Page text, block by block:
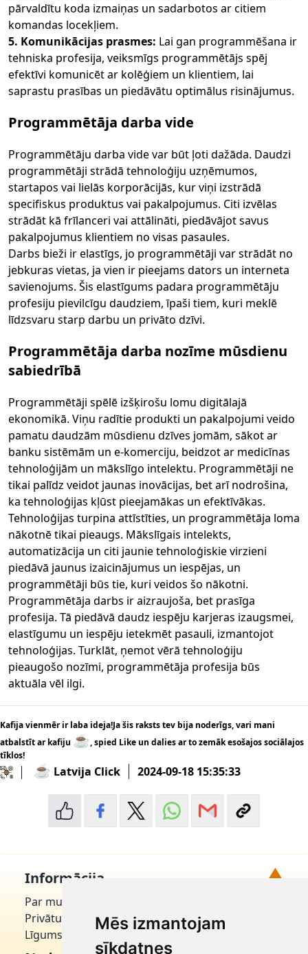
Mēs izmantojam
sīkdatnes
pārvaldītu koda izmaiņas un sadarbotos ar citiem
komandas locekļiem.
5. Komunikācijas prasmes: Lai gan programmēšana ir
tehniska profesija, veiksmīgs programmētājs spēj
efektīvi komunicēt ar kolēģiem un klientiem, lai
saprastu prasības un piedāvātu optimālus risinājumus.
Programmētāja darba vide
Programmētāju darba vide var būt ļoti dažāda. Daudzi
programmētāji strādā tehnoloģiju uzņēmumos,
startapos vai lielās korporācijās, kur viņi izstrādā
specifiskus produktus vai pakalpojumus. Citi izvēlas
strādāt kā frīlanceri vai attālināti, piedāvājot savus
pakalpojumus klientiem no visas pasaules.
Darbs bieži ir elastīgs, jo programmētāji var strādāt no
jebkuras vietas, ja vien ir pieejams dators un interneta
savienojums. Šis elastīgums padara programmētāju
profesiju pievilcīgu daudziem, īpaši tiem, kuri meklē
līdzsvaru starp darbu un privāto dzīvi.
Programmētāja darba nozīme mūsdienu
sabiedrībā
Programmētāji spēlē izšķirošu lomu digitālajā
ekonomikā. Viņu radītie produkti un pakalpojumi veido
pamatu daudzām mūsdienu dzīves jomām, sākot ar
banku sistēmām un e-komerciju, beidzot ar medicīnas
tehnoloģijām un mākslīgo intelektu. Programmētāji ne
tikai palīdz veidot jaunas inovācijas, bet arī nodrošina,
ka tehnoloģijas kļūst pieejamākas un efektīvākas.
Tehnoloģijas turpina attīstīties, un programmētāja loma
nākotnē tikai pieaugs. Mākslīgais intelekts,
automatizācija un citi jaunie tehnoloģiskie virzieni
piedāvā jaunus izaicinājumus un iespējas, un
programmētāji būs tie, kuri veidos šo nākotni.
Programmētāja darbs ir aizraujoša, bet prasīga
profesija. Tā piedāvā daudz iespēju karjeras izaugsmei,
elastīgumu un iespēju ietekmēt pasauli, izmantojot
tehnoloģijas. Turklāt, ņemot vērā tehnoloģiju
pieaugošo nozīmi, programmētāja profesija būs
aktuāla vēl ilgi.
Kafija vienmēr ir laba ideja!Ja šis raksts tev bija noderīgs, vari mani
atbalstīt ar kafiju ☕, spied Like un dalies ar to zemāk esošajos sociālajos
tīklos!
☕ Latvija Click 2024-09-18 15:35:33
▲
Informācija
Par mums
Privātuma politika
Līgums par domēnu